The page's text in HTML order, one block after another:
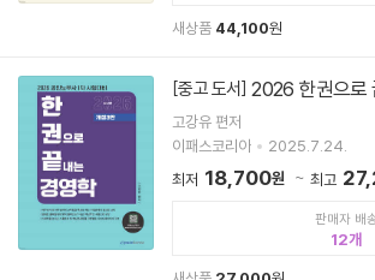
새상품 44,100원
[중고 도서] 2026 한권으로
고강유 편저
이패스코리아
2025.7.24.
최저 18,700원 최고
판매자 배
12